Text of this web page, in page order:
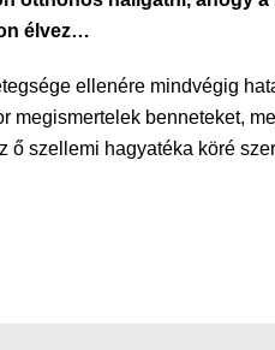
élvez…
ellenére mindvégig
megismertelek benneteket,
szellemi hagyatéka köré